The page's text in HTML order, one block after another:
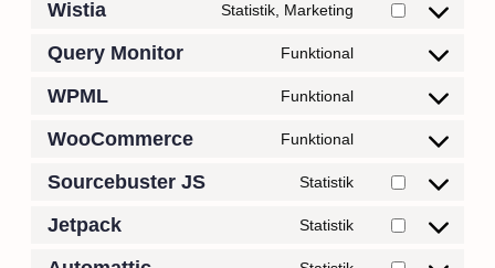
Wistia Statistik, Marketing
Query Monitor Funktional
WPML Funktional
WooCommerce Funktional
Sourcebuster JS Statistik
Jetpack Statistik